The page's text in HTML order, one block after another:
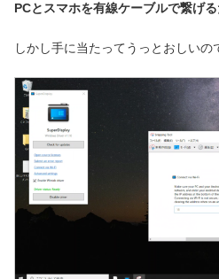
PCとスマホを有線ケーブルで繋げ
しかし手に当たってうっとおしいの